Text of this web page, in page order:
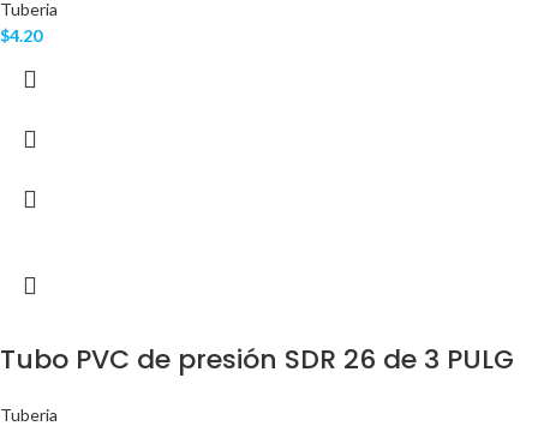
Tuberia
$4.20
Tubo PVC de presión SDR 26 de 3 PULG
Tuberia